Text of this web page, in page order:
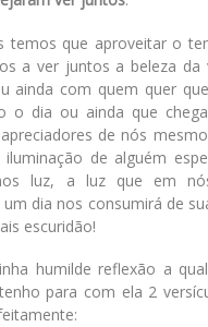
temos que aproveitar o
a ver juntos a beleza da
ainda com quem quer
o dia ou ainda que
de nós
de alguém
luz, a luz que em
um dia nos consumirá de
escuridão!
humilde reflexão a
para com ela 2